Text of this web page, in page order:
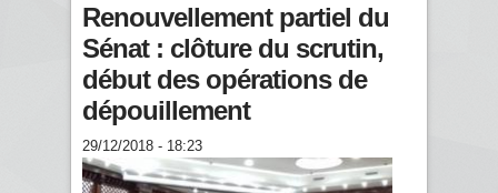
Renouvellement partiel du
Sénat : clôture du scrutin,
début des opérations de
dépouillement
29/12/2018 - 18:23